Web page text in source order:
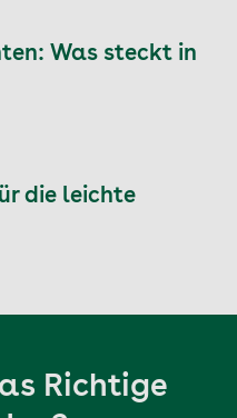
Was steckt in
die leichte
Richtige